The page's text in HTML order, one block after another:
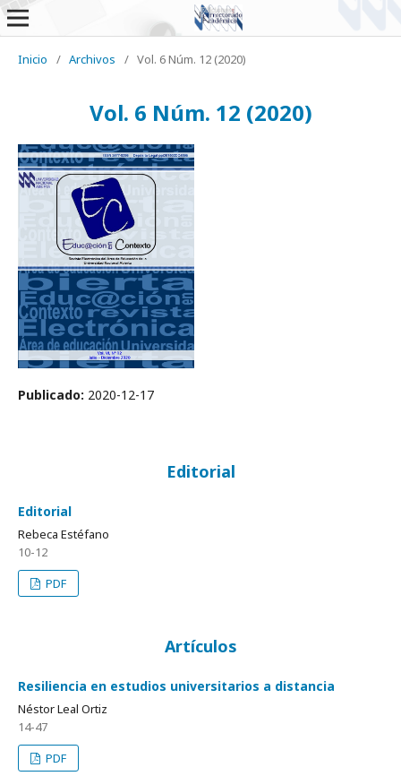
Inicio / Archivos / Vol. 6 Núm. 12 (2020)
Vol. 6 Núm. 12 (2020)
Publicado: 2020-12-17
Editorial
Editorial
Rebeca Estéfano
10-12
PDF
Artículos
Resiliencia en estudios universitarios a distancia
Néstor Leal Ortiz
14-47
PDF